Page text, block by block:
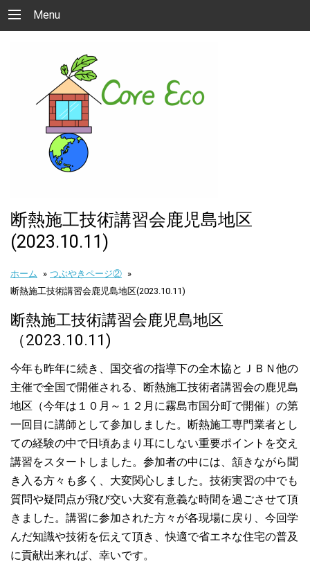
Menu
断熱施工技術講習会鹿児島地区
(2023.10.11)
ホーム » つぶやきページ② »
断熱施工技術講習会鹿児島地区(2023.10.11)
断熱施工技術講習会鹿児島地区
（2023.10.11)
今年も昨年に続き、国交省の指導下の全木協とＪＢＮ他の
主催で全国で開催される、断熱施工技術者講習会の鹿児島
地区（今年は１０月～１２月に霧島市国分町で開催）の第
一回目に講師として参加しました。断熱施工専門業者とし
ての経験の中で日頃あまり耳にしない重要ポイントを交え
講習をスタートしました。参加者の中には、頷きながら聞
き入る方々も多く、大変関心しました。技術実習の中でも
質問や疑問点が飛び交い大変有意義な時間を過ごさせて頂
きました。講習に参加された方々が各現場に戻り、今回学
んだ知識や技術を伝えて頂き、快適で省エネな住宅の普及
に貢献出来れば、幸いです。